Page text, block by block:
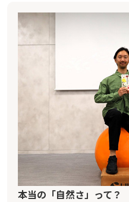
本当の「自然さ」って？